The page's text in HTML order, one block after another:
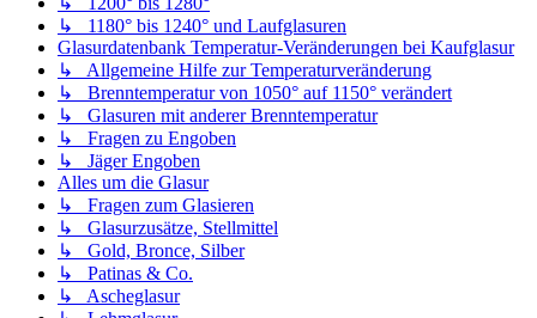
↳ 1180° bis 1240° und Laufglasuren
Glasurdatenbank Temperatur-Veränderungen bei Kaufglasur
↳ Allgemeine Hilfe zur Temperaturveränderung
↳ Brenntemperatur von 1050° auf 1150° verändert
↳ Glasuren mit anderer Brenntemperatur
↳ Fragen zu Engoben
↳ Jäger Engoben
Alles um die Glasur
↳ Fragen zum Glasieren
↳ Glasurzusätze, Stellmittel
↳ Gold, Bronce, Silber
↳ Patinas & Co.
↳ Ascheglasur